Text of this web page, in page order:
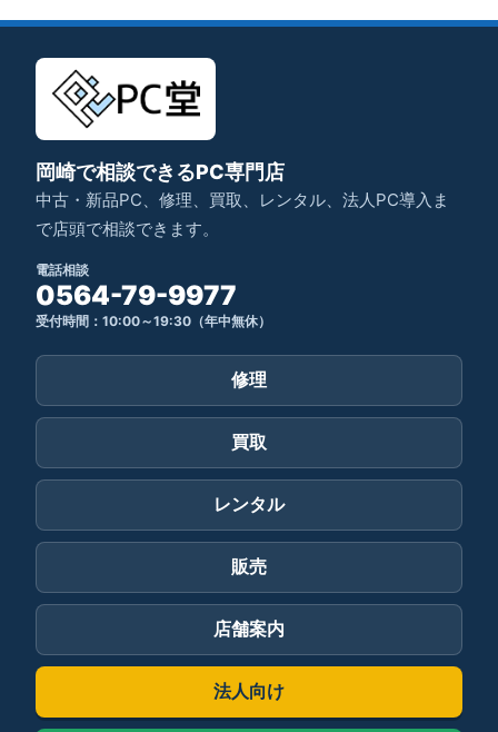
岡崎で相談できるPC専門店
中古・新品PC、修理、買取、レンタル、法人PC導入ま
で店頭で相談できます。
電話相談
0564-79-9977
受付時間：10:00～19:30（年中無休）
修理
買取
レンタル
販売
店舗案内
法人向け